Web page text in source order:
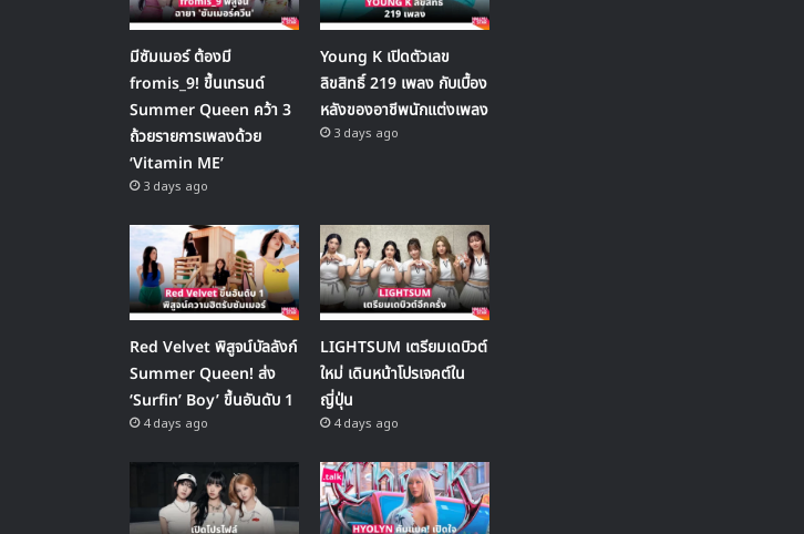
มีซัมเมอร์ ต้องมี
fromis_9! ขึ้นเทรนด์
Summer Queen คว้า 3
ถ้วยรายการเพลงด้วย
‘Vitamin ME’
3 days ago
Young K เปิดตัวเลข
ลิขสิทธิ์ 219 เพลง กับเบื้อง
หลังของอาชีพนักแต่งเพลง
3 days ago
Red Velvet พิสูจน์บัลลังก์
Summer Queen! ส่ง
‘Surfin’ Boy’ ขึ้นอันดับ 1
4 days ago
LIGHTSUM เตรียมเดบิวต์
ใหม่ เดินหน้าโปรเจคต์ใน
ญี่ปุ่น
4 days ago